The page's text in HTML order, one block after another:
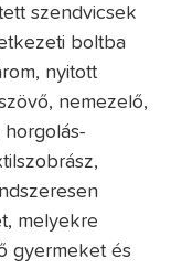
szendvicsek
boltba
nyitott
nemezelő,
horgolás-
melyekre
gyermeket és